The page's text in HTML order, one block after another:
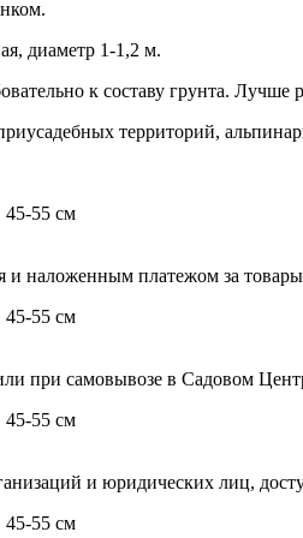
диаметр 1-1,2 м.
к составу грунта.
территорий,
и наложенным платежом за
при самовывозе в Садовом
и юридических лиц,